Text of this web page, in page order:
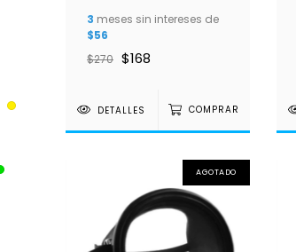
3 meses sin intereses de
$56
$270 $168
DETALLES COMPRAR
AGOTADO